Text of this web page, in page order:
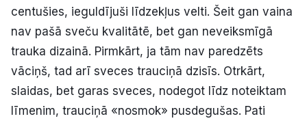
centušies, ieguldījuši līdzekļus velti. Šeit gan vaina
nav pašā sveču kvalitātē, bet gan neveiksmīgā
trauka dizainā. Pirmkārt, ja tām nav paredzēts
vāciņš, tad arī sveces trauciņā dzisīs. Otrkārt,
slaidas, bet garas sveces, nodegot līdz noteiktam
līmenim, trauciņā «nosmok» pusdegušas. Pati